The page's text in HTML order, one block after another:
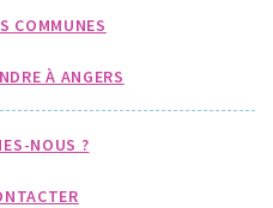
COMMUNES
À ANGERS
NOUS ?